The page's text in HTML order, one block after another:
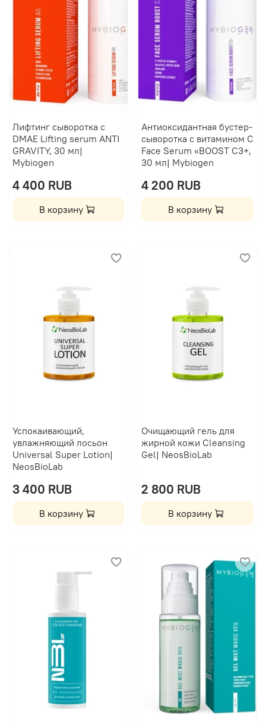
Лифтинг сыворотка с
DMAE Lifting serum ANTI
GRAVITY, 30 мл|
Mybiogen
4 400 RUB
В корзину
Антиоксидантная бустер-
сыворотка с витамином C
Face Serum «BOOST C3+,
30 мл| Mybiogen
4 200 RUB
В корзину
Успокаивающий,
увлажняющий лосьон
Universal Super Lotion|
NeosBioLab
3 400 RUB
В корзину
Очищающий гель для
жирной кожи Сleansing
Gel| NeosBioLab
2 800 RUB
В корзину